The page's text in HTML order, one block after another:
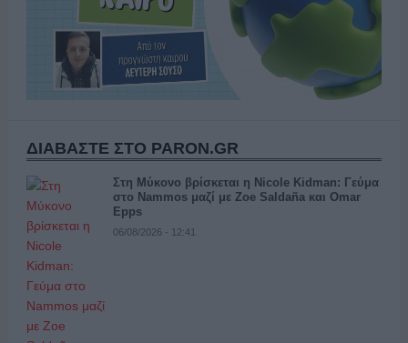
ΔΙΑΒΑΣΤΕ ΣΤΟ PARON.GR
Στη Μύκονο βρίσκεται η Nicole Kidman: Γεύμα
στο Nammos μαζί με Zoe Saldaña και Omar
Epps
06/08/2026 - 12:41